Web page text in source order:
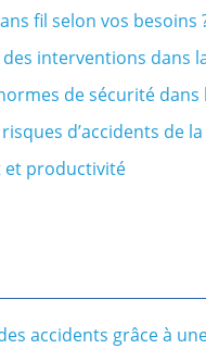
fil selon vos besoins
interventions dans
de sécurité dans
d’accidents de
et productivité
accidents grâce à